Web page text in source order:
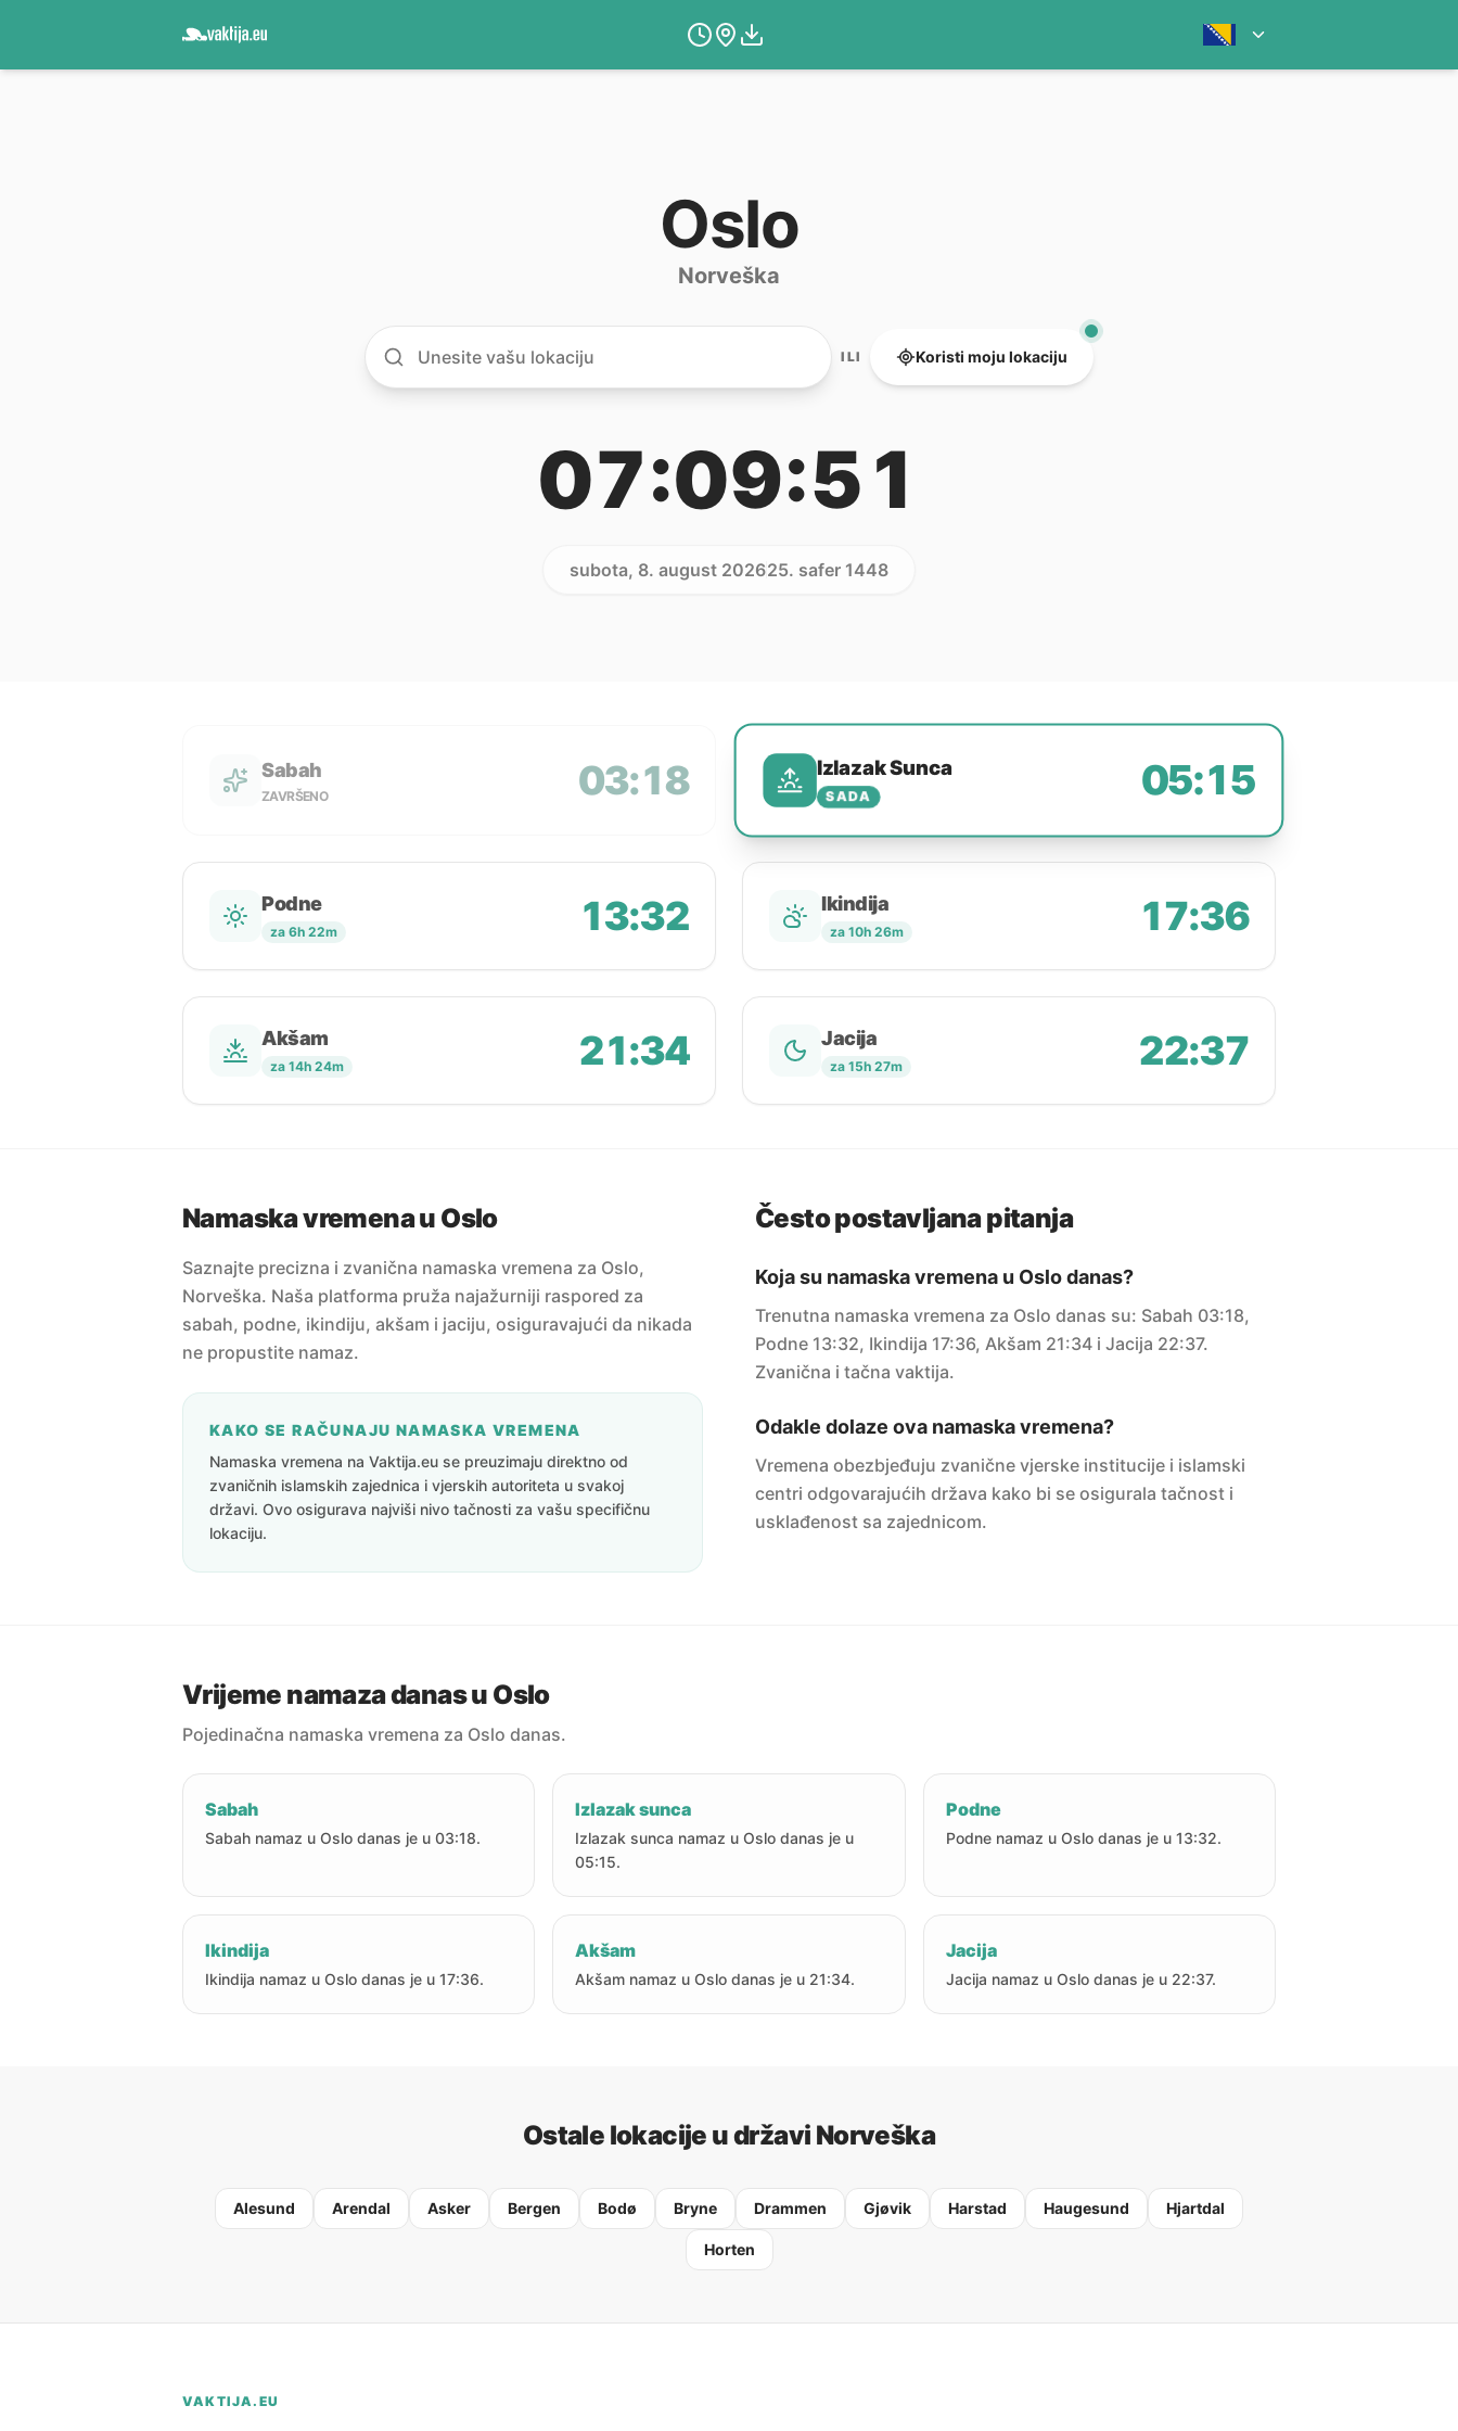
Oslo
Norveška
ILI Koristi moju lokaciju
07:09:51
subota, 8. august 202625. safer 1448
Sabah
ZAVRŠENO 03:18 Izlazak Sunca
SADA 05:15
Podne
za 6h 22m 13:32 Ikindija
za 10h 26m 17:36
Akšam
za 14h 24m 21:34 Jacija
za 15h 27m 22:37
Namaska vremena u Oslo
Saznajte precizna i zvanična namaska vremena za Oslo,
Norveška. Naša platforma pruža najažurniji raspored za
sabah, podne, ikindiju, akšam i jaciju, osiguravajući da nikada
ne propustite namaz.
KAKO SE RAČUNAJU NAMASKA VREMENA
Namaska vremena na Vaktija.eu se preuzimaju direktno od
zvaničnih islamskih zajednica i vjerskih autoriteta u svakoj
državi. Ovo osigurava najviši nivo tačnosti za vašu specifičnu
lokaciju.
Često postavljana pitanja
Koja su namaska vremena u Oslo danas?
Trenutna namaska vremena za Oslo danas su: Sabah 03:18,
Podne 13:32, Ikindija 17:36, Akšam 21:34 i Jacija 22:37.
Zvanična i tačna vaktija.
Odakle dolaze ova namaska vremena?
Vremena obezbjeđuju zvanične vjerske institucije i islamski
centri odgovarajućih država kako bi se osigurala tačnost i
usklađenost sa zajednicom.
Vrijeme namaza danas u Oslo
Pojedinačna namaska vremena za Oslo danas.
Sabah
Sabah namaz u Oslo danas je u 03:18.
Izlazak sunca
Izlazak sunca namaz u Oslo danas je u
05:15.
Podne
Podne namaz u Oslo danas je u 13:32.
Ikindija
Ikindija namaz u Oslo danas je u 17:36.
Akšam
Akšam namaz u Oslo danas je u 21:34.
Jacija
Jacija namaz u Oslo danas je u 22:37.
Ostale lokacije u državi Norveška
Alesund Arendal Asker Bergen Bodø Bryne Drammen Gjøvik Harstad Haugesund Hjartdal
Horten
VAKTIJA.EU